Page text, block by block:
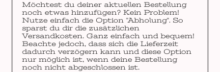
Möchtest du deiner aktuellen Bestellung
noch etwas hinzufügen? Kein Problem!
Nutze einfach die Option "Abholung". So
sparst du dir die zusätzlichen
Versandkosten. Ganz einfach und bequem!
Beachte jedoch, dass sich die Lieferzeit
dadurch verzögern kann und diese Option
nur möglich ist, wenn deine Bestellung
noch nicht abgeschlossen ist.